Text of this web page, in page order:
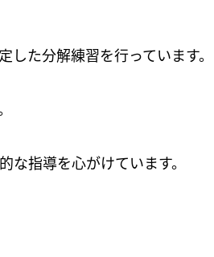
した分解練習を行っています。
指導を心がけています。